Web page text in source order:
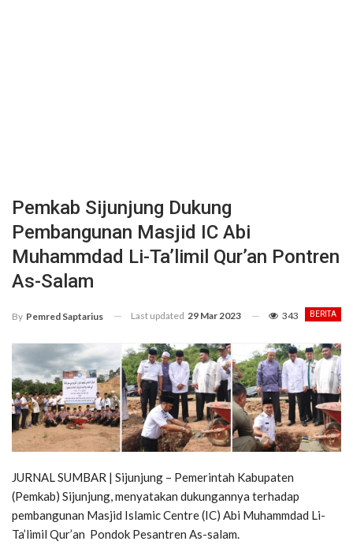
Pemkab Sijunjung Dukung
Pembangunan Masjid IC Abi
Muhammdad Li-Ta’limil Qur’an Pontren
As-Salam
BERITA
By Pemred Saptarius Last updated 29 Mar 2023 343
JURNAL SUMBAR | Sijunjung – Pemerintah Kabupaten
(Pemkab) Sijunjung, menyatakan dukungannya terhadap
pembangunan Masjid Islamic Centre (IC) Abi Muhammdad Li-
Ta’limil Qur’an Pondok Pesantren As-salam.